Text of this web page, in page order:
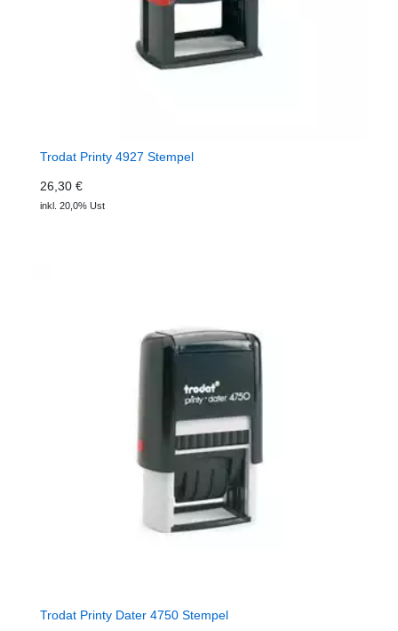
Trodat Printy 4927 Stempel
26,30 €
inkl. 20,0% Ust
Trodat Printy Dater 4750 Stempel